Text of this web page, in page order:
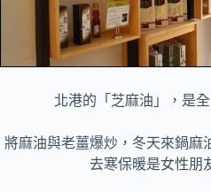
北港的「芝麻油」，是
將麻油與老薑爆炒，冬天來鍋麻
去寒保暖是女性朋